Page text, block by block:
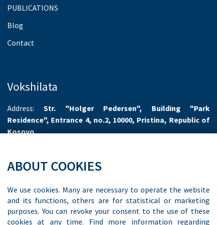
ABOUT COOKIES
We use cookies. Many are necessary to operate the website
and its functions, others are for statistical or marketing
purposes. You can revoke your consent to the use of these
cookies at any time. Find more information regarding
PUBLICATIONS
Blog
Contact
Vokshilata
Address:Str. "Holger Pedersen", Building "Park
Residence", Entrance 4, no.2, 10000, Pristina, Republic of
Kosovo
Phone:+383 44 55 66 70